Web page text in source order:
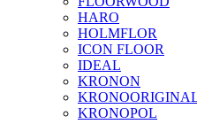
HARO
HOLMFLOR
ICON FLOOR
IDEAL
KRONON
KRONOPOL